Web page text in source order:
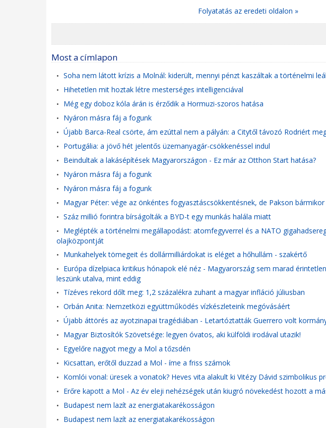
Folyatatás az eredeti oldalon »
Most a címlapon
• Soha nem látott krízis a Molnál: kiderült, mennyi pénzt kaszáltak a történelmi
• Hihetetlen mit hoztak létre mesterséges intelligenciával
• Még egy doboz kóla árán is érződik a Hormuzi-szoros hatása
• Nyáron másra fáj a fogunk
• Újabb Barca-Real csörte, ám ezúttal nem a pályán: a Citytől távozó Rodriért
• Portugália: a jövő hét jelentős üzemanyagár-csökkenéssel indul
• Beindultak a lakásépítések Magyarországon - Ez már az Otthon Start hatása?
• Nyáron másra fáj a fogunk
• Nyáron másra fáj a fogunk
• Magyar Péter: vége az önkéntes fogyasztáscsökkentésnek, de Pakson
• Száz millió forintra bírságolták a BYD-t egy munkás halála miatt
• Meglépték a történelmi megállapodást: atomfegyverrel és a NATO
olajközpontját
• Munkahelyek tömegeit és dollármilliárdokat is eléget a hőhullám - szakértő
• Európa dízelpiaca kritikus hónapok elé néz - Magyarország sem marad
leszünk utalva, mint eddig
• Tízéves rekord dőlt meg: 1,2 százalékra zuhant a magyar infláció júliusban
• Orbán Anita: Nemzetközi együttműködés vízkészleteink megóvásáért
• Újabb áttörés az ayotzinapai tragédiában - Letartóztatták Guerrero volt
• Magyar Biztosítók Szövetsége: legyen óvatos, aki külföldi irodával utazik!
• Egyelőre nagyot megy a Mol a tőzsdén
• Kicsattan, erőtől duzzad a Mol - íme a friss számok
• Komlói vonal: üresek a vonatok? Heves vita alakult ki Vitézy Dávid szimbolikus
• Erőre kapott a Mol - Az év eleji nehézségek után kiugró növekedést hozott a
• Budapest nem lazít az energiatakarékosságon
• Budapest nem lazít az energiatakarékosságon